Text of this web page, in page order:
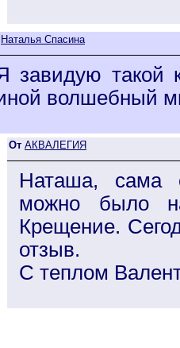
Наталья Спасина
завидую такой
волшебный
От АКВАЛЕГИЯ
Наташа, сама
можно было
Крещение.
отзыв.
С теплом